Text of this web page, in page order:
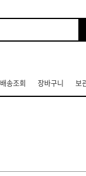
배송조회 장바구니 보